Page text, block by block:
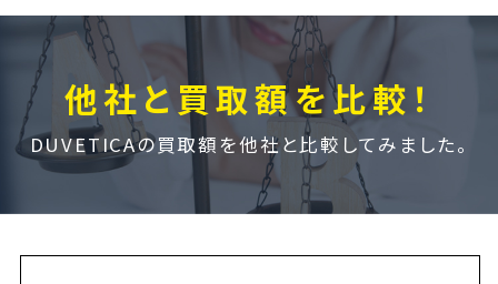
他社と買取額を比較！
DUVETICAの買取額を他社と比較してみました。